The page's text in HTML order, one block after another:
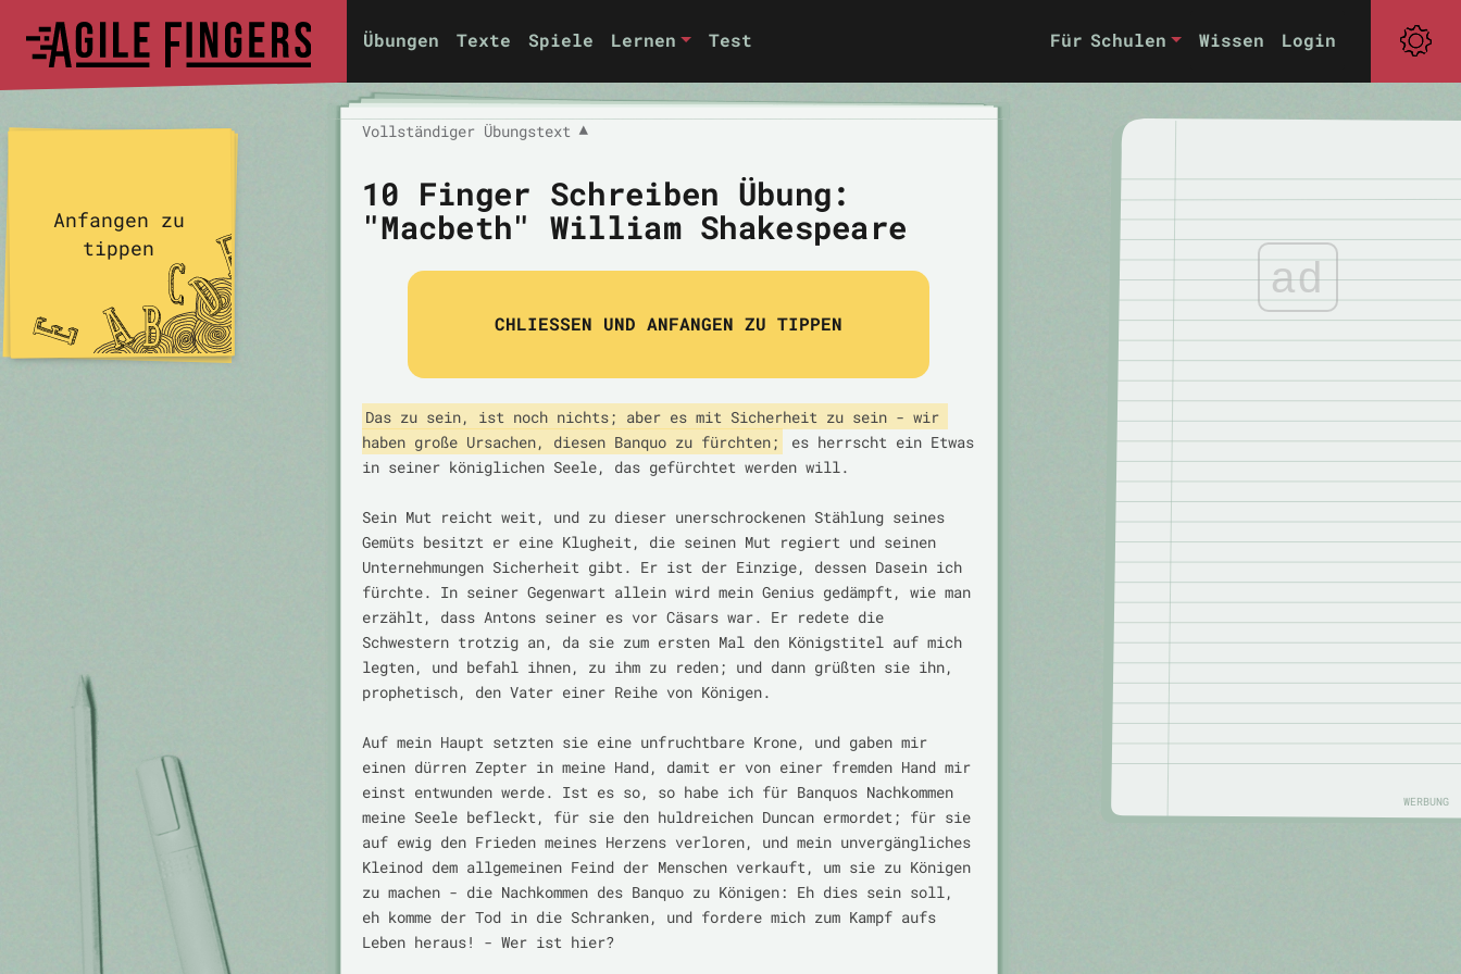
Übungen Texte Spiele Lernen Test Für Schulen Wissen Login
Vollständiger Übungstext ▼
10 Finger Schreiben Übung:
"Macbeth" William Shakespeare
CHLIESSEN UND ANFANGEN ZU TIPPEN
Das zu sein, ist noch nichts; aber es mit Sicherheit zu sein - wir
haben große Ursachen, diesen Banquo zu fürchten;
es herrscht ein Etwas
in seiner königlichen Seele, das gefürchtet werden will.
Sein Mut reicht weit, und zu dieser unerschrockenen Stählung seines
Gemüts besitzt er eine Klugheit, die seinen Mut regiert und seinen
Unternehmungen Sicherheit gibt. Er ist der Einzige, dessen Dasein ich
fürchte. In seiner Gegenwart allein wird mein Genius gedämpft, wie man
erzählt, dass Antons seiner es vor Cäsars war. Er redete die
Schwestern trotzig an, da sie zum ersten Mal den Königstitel auf mich
legten, und befahl ihnen, zu ihm zu reden; und dann grüßten sie ihn,
prophetisch, den Vater einer Reihe von Königen.
Auf mein Haupt setzten sie eine unfruchtbare Krone, und gaben mir
einen dürren Zepter in meine Hand, damit er von einer fremden Hand mir
einst entwunden werde. Ist es so, so habe ich für Banquos Nachkommen
meine Seele befleckt, für sie den huldreichen Duncan ermordet; für sie
auf ewig den Frieden meines Herzens verloren, und mein unvergängliches
Kleinod dem allgemeinen Feind der Menschen verkauft, um sie zu Königen
zu machen - die Nachkommen des Banquo zu Königen: Eh dies sein soll,
eh komme der Tod in die Schranken, und fordere mich zum Kampf aufs
Leben heraus! - Wer ist hier?
ad
WERBUNG
Anfangen zu
tippen